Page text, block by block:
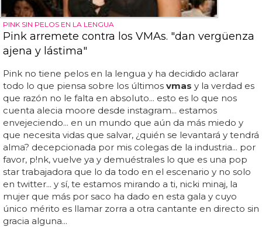
PINK SIN PELOS EN LA LENGUA
Pink arremete contra los VMAs. "dan vergüenza
ajena y lástima"
Pink no tiene pelos en la lengua y ha decidido aclarar
todo lo que piensa sobre los últimos vmas y la verdad es
que razón no le falta en absoluto... esto es lo que nos
cuenta alecia moore desde instagram... estamos
envejeciendo... en un mundo que aún da más miedo y
que necesita vidas que salvar, ¿quién se levantará y tendrá
alma? decepcionada por mis colegas de la industria... por
favor, p!nk, vuelve ya y demuéstrales lo que es una pop
star trabajadora que lo da todo en el escenario y no solo
en twitter... y sí, te estamos mirando a ti, nicki minaj, la
mujer que más por saco ha dado en esta gala y cuyo
único mérito es llamar zorra a otra cantante en directo sin
gracia alguna...